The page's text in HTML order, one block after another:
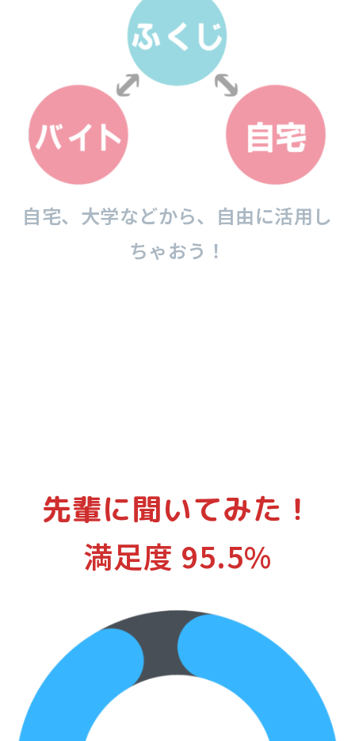
⾃宅、⼤学などから、自由に活⽤し
ちゃおう！
先輩に聞いてみた！
満⾜度 95.5%